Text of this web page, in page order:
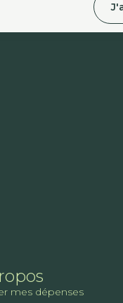
mes dépenses